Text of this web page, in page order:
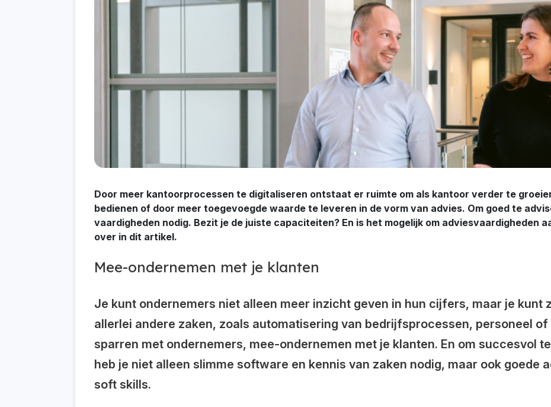
Door meer kantoorprocessen te digitaliseren ontstaat er ruimte om als kantoor verder te
bedienen of door meer toegevoegde waarde te leveren in de vorm van advies. Om goed te
vaardigheden nodig. Bezit je de juiste capaciteiten? En is het mogelijk om adviesvaardigheden
over in dit artikel.
Mee-ondernemen met je klanten
Je kunt ondernemers niet alleen meer inzicht geven in hun cijfers, maar je kunt
allerlei andere zaken, zoals automatisering van bedrijfsprocessen, personeel
sparren met ondernemers, mee-ondernemen met je klanten. En om succesvol
heb je niet alleen slimme software en kennis van zaken nodig, maar ook goede
soft skills.